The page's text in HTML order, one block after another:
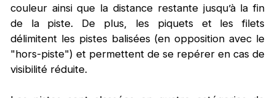
couleur ainsi que la distance restante jusqu’à la fin
de la piste. De plus, les piquets et les filets
délimitent les pistes balisées (en opposition avec le
"hors-piste") et permettent de se repérer en cas de
visibilité réduite.